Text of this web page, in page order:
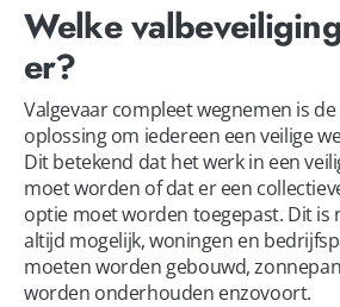
Welke
er?
Valgevaar compleet wegnemen is
oplossing om iedereen een veilige
Dit betekend dat het werk in een
moet worden of dat er een
optie moet worden toegepast. Dit is
altijd mogelijk, woningen en
moeten worden gebouwd,
worden onderhouden enzovoort.